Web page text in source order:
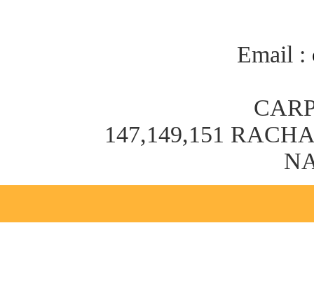
Email :
147,149,151